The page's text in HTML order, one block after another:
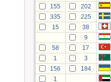
155
202
335
225
15
38
9
58
17
1
3
156
184
1